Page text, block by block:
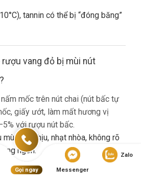
tannin có thể bị “đóng băng”
rượu vang đỏ bị mùi nút
mốc trên nút chai (nút bấc tự
giấy ướt, làm mất hương vị
với rượu nút bấc.
mùi khó chịu, nhạt nhòa, không rõ
ngon.
liên hệ cửa hàng đổi trả (nếu có
Gọi ngay Messenger
Zalo